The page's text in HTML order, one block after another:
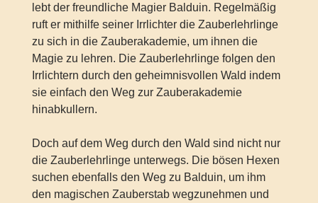
lebt der freundliche Magier Balduin. Regelmäßig
ruft er mithilfe seiner Irrlichter die Zauberlehrlinge
zu sich in die Zauberakademie, um ihnen die
Magie zu lehren. Die Zauberlehrlinge folgen den
Irrlichtern durch den geheimnisvollen Wald indem
sie einfach den Weg zur Zauberakademie
hinabkullern.
Doch auf dem Weg durch den Wald sind nicht nur
die Zauberlehrlinge unterwegs. Die bösen Hexen
suchen ebenfalls den Weg zu Balduin, um ihm
den magischen Zauberstab wegzunehmen und